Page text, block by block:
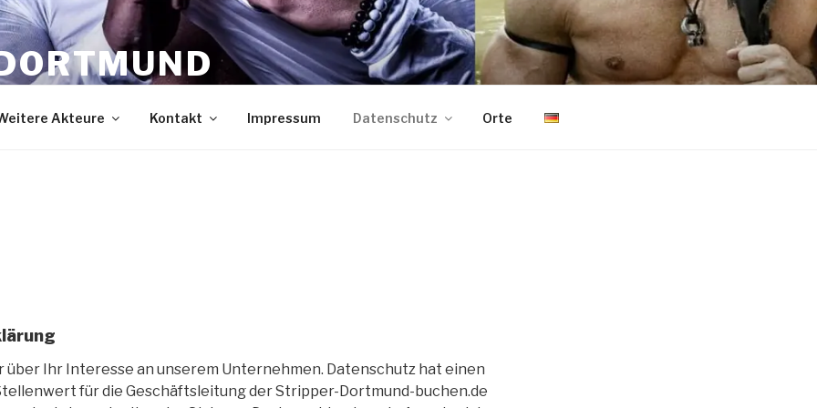
Akteure Kontakt Impressum Datenschutz Orte
über Ihr Interesse an unserem Unternehmen. Datenschutz hat einen
für die Geschäftsleitung der Stripper-Dortmund-buchen.de